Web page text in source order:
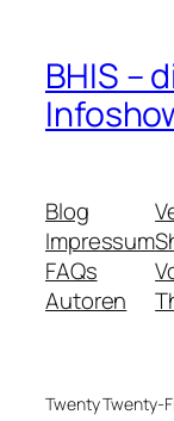
BHIS –
Blog
Impressum
FAQs
Autoren
Twenty Twenty-